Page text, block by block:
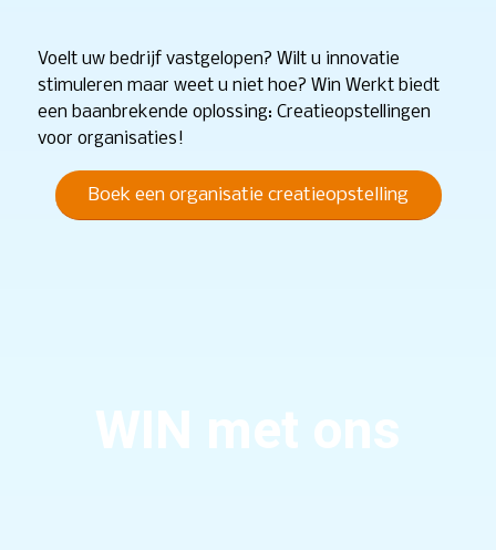
Voelt uw bedrijf vastgelopen? Wilt u innovatie
stimuleren maar weet u niet hoe? Win Werkt biedt
een baanbrekende oplossing: Creatieopstellingen
voor organisaties!
Boek een organisatie creatieopstelling
WIN met ons